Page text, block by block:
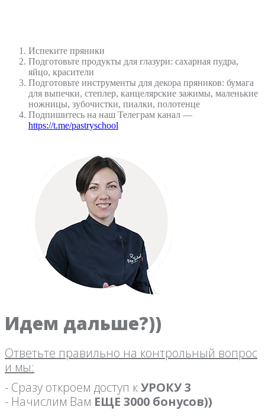
Испеките пряники
Подготовьте продукты для глазури: сахарная пудра,
яйцо, красители
Подготовьте инструменты для декора пряников: бумага
для выпечки, степлер, канцелярские зажимы, маленькие
ножницы, зубочистки, пиалки, полотенце
Подпишитесь на наш Телеграм канал —
https://t.me/pastryschool
Идем дальше?))
Ответьте правильно на контрольный вопрос
и мы:
- Сразу откроем доступ кУРОКУ 3
- Начислим Вам ЕЩЕ 3000 бонусов))